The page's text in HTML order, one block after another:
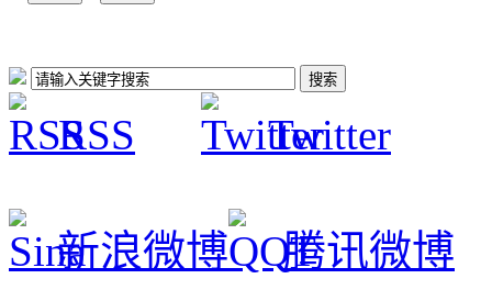
RSS Twitter
新浪微博 腾讯微博